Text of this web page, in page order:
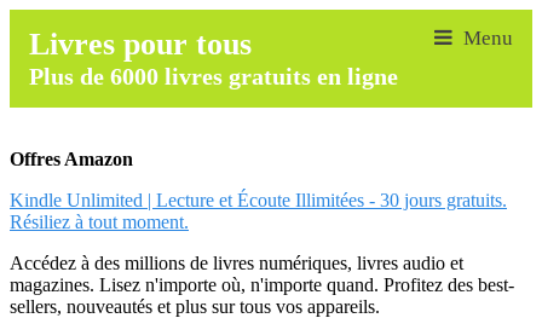
Livres pour tous
Plus de 6000 livres gratuits en ligne
Offres Amazon
Kindle Unlimited | Lecture et Écoute Illimitées - 30 jours gratuits.
Résiliez à tout moment.
Accédez à des millions de livres numériques, livres audio et
magazines. Lisez n'importe où, n'importe quand. Profitez des best-
sellers, nouveautés et plus sur tous vos appareils.